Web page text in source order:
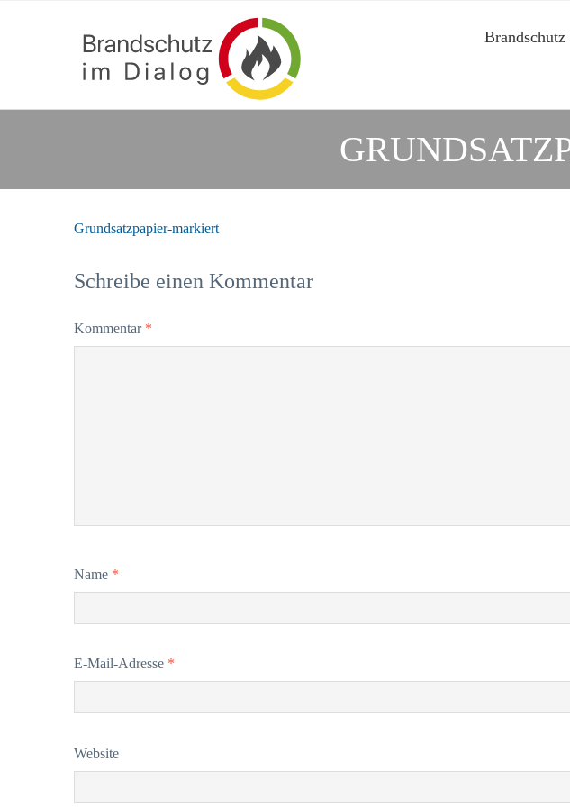
Grundsatzpapier-markiert
Schreibe einen Kommentar
Kommentar *
Name *
E-Mail-Adresse *
Website